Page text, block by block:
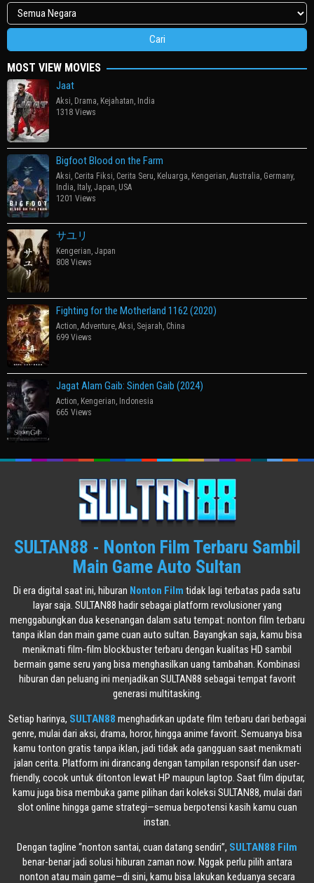
MOST VIEW MOVIES
Jaat
Aksi, Drama, Kejahatan, India
1318 Views
Bigfoot Blood on the Farm
Aksi, Cerita Fiksi, Cerita Seru, Keluarga, Kengerian, Australia, Germany,
India, Italy, Japan, USA
1201 Views
サユリ
Kengerian, Japan
808 Views
Fighting for the Motherland 1162 (2020)
Action, Adventure, Aksi, Sejarah, China
699 Views
Jagat Alam Gaib: Sinden Gaib (2024)
Action, Kengerian, Indonesia
665 Views
SULTAN88 - Nonton Film Terbaru Sambil
Main Game Auto Sultan
Di era digital saat ini, hiburan Nonton Film tidak lagi terbatas pada satu
layar saja. SULTAN88 hadir sebagai platform revolusioner yang
menggabungkan dua kesenangan dalam satu tempat: nonton film terbaru
tanpa iklan dan main game cuan auto sultan. Bayangkan saja, kamu bisa
menikmati film-film blockbuster terbaru dengan kualitas HD sambil
bermain game seru yang bisa menghasilkan uang tambahan. Kombinasi
hiburan dan peluang ini menjadikan SULTAN88 sebagai tempat favorit
generasi multitasking.
Setiap harinya, SULTAN88 menghadirkan update film terbaru dari berbagai
genre, mulai dari aksi, drama, horor, hingga anime favorit. Semuanya bisa
kamu tonton gratis tanpa iklan, jadi tidak ada gangguan saat menikmati
jalan cerita. Platform ini dirancang dengan tampilan responsif dan user-
friendly, cocok untuk ditonton lewat HP maupun laptop. Saat film diputar,
kamu juga bisa membuka game pilihan dari koleksi SULTAN88, mulai dari
slot online hingga game strategi—semua berpotensi kasih kamu cuan
instan.
Dengan tagline “nonton santai, cuan datang sendiri”, SULTAN88 Film
benar-benar jadi solusi hiburan zaman now. Nggak perlu pilih antara
nonton atau main game—di sini, kamu bisa lakukan keduanya secara